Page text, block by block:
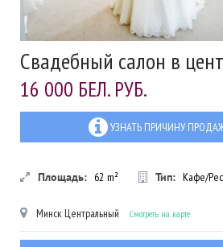
Свадебный салон в
16 000 БЕЛ. РУБ.
УЗНАТЬ ПРИЧИНУ
Площадь: 62 m² Тип: Кафе/
МинскЦентральный Смотреть на карте